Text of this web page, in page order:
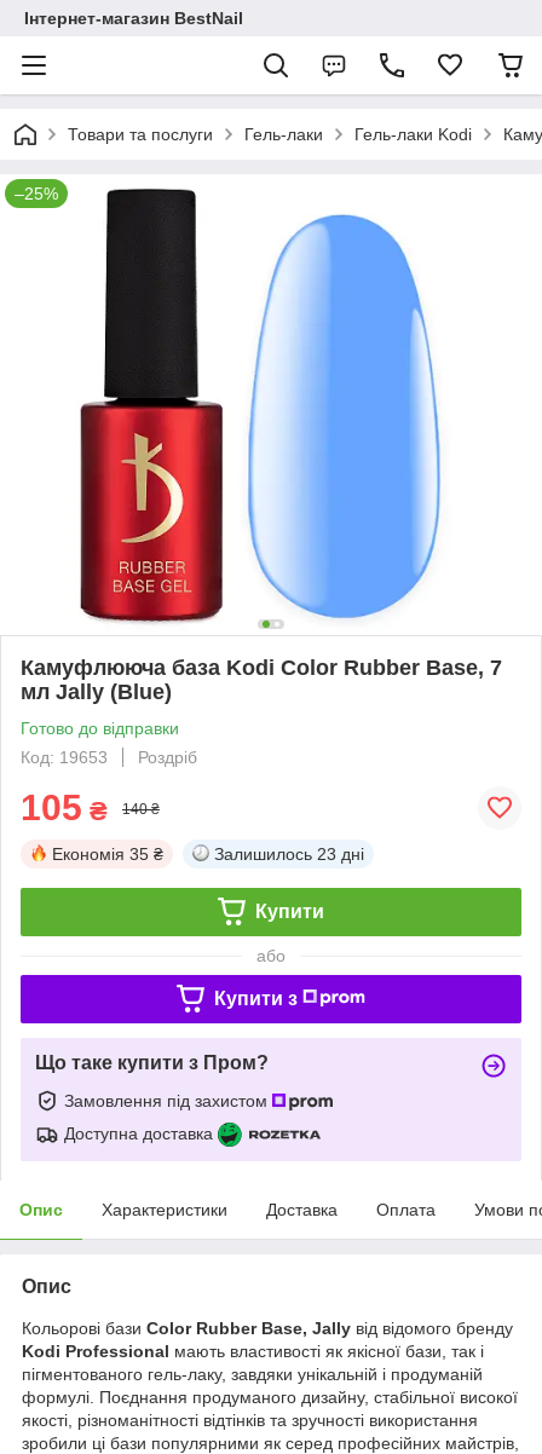
Інтернет-магазин BestNail
Товари та послуги Гель-лаки Гель-лаки Kodi
–25%
Камуфлююча база Kodi Color Rubber Base, 7
мл Jally (Blue)
Готово до відправки
Код: 19653
Роздріб
105 ₴ 140 ₴
Економія 35 ₴ Залишилось 23 дні
Купити
або
Купити з
Що таке купити з Пром?
Замовлення під захистом
Доступна доставка
Опис Характеристики Доставка Оплата Умови
Опис
Кольорові бази Color Rubber Base, Jally від відомого бренду
Kodi Professional мають властивості як якісної бази, так і
пігментованого гель-лаку, завдяки унікальній і продуманій
формулі. Поєднання продуманого дизайну, стабільної високої
якості, різноманітності відтінків та зручності використання
зробили ці бази популярними як серед професійних майстрів,